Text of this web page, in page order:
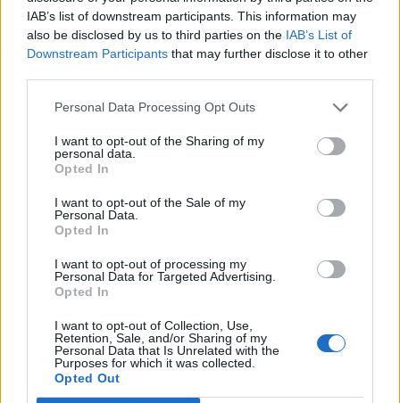
IAB’s list of downstream participants. This information may
also be disclosed by us to third parties on the IAB’s List of
Downstream Participants that may further disclose it to other
Personal Data Processing Opt Outs
I want to opt-out of the Sharing of my
personal data.
Opted In
I want to opt-out of the Sale of my
Personal Data.
Opted In
I want to opt-out of processing my
Personal Data for Targeted Advertising.
Opted In
I want to opt-out of Collection, Use,
Retention, Sale, and/or Sharing of my
Personal Data that Is Unrelated with the
Purposes for which it was collected.
Opted Out